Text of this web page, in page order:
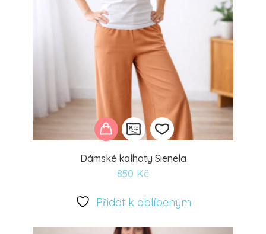
Dámské kalhoty Sienela
850 Kč
k
oblíbeným
Přidat k oblíbeným